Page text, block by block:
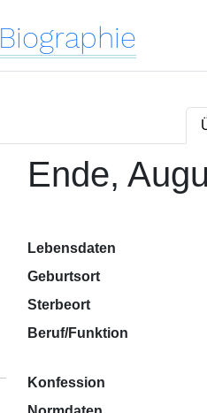
Biographie
Ende,
Lebensdaten
Geburtsort
Sterbeort
Beruf/Funktion
Konfession